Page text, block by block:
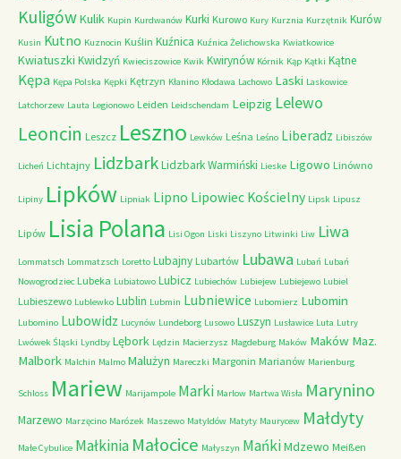
KuligówKulik Kupin Kurdwanów Kurki Kurowo Kury Kurznia Kurzętnik Kurów
Kusin Kutno Kuznocin Kuślin Kuźnica Kuźnica Żelichowska Kwiatkowice
Kwiatuszki Kwidzyń Kwieciszowice Kwik Kwirynów Kórnik Kąp Kątki Kątne
Kępa Kępa Polska Kępki Kętrzyn Kłanino Kłodawa Lachowo Laski Laskowice
Latchorzew Lauta Legionowo Leiden Leidschendam Leipzig Lelewo
Leoncin Leszcz Leszno Lewków Leśna Leśno Liberadz Libiszów
Licheń Lichtajny LidzbarkLidzbark Warmiński Lieske Ligowo Linówno
Lipiny Lipków Lipniak Lipno Lipowiec Kościelny Lipsk Lipusz
Lipów Lisia Polana Lisi Ogon Liski Liszyno Litwinki Liw Liwa
Lommatsch Lommatzsch Loretto Lubajny Lubartów Lubawa Lubań Lubań
Nowogrodziec Lubeka Lubiatowo Lubicz Lubiechów Lubiejew Lubiejewo Lubiel
Lubieszewo Lublewko Lublin Lubmin Lubniewice Lubomierz Lubomin
Lubomino Lubowidz Lucynów Lundeborg Lusowo Luszyn Lusławice Luta Lutry
Lwówek Śląski Lyndby Lębork Lędzin Macierzysz Magdeburg Maków Maków Maz.
Malbork Malchin Malmo Malużyn Mareczki Margonin Marianów Marienburg
Schloss Mariew Marijampole Marki Marlow Martwa Wisła Marynino
Marzewo Marzęcino Marózek Maszewo Matyldów Matyty Maurycew Małdyty
Małe Cybulice Małkinia Małocice Małyszyn MańkiMdzewo Meißen